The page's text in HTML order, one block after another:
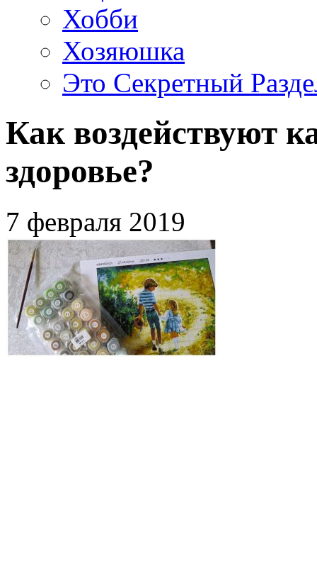
Хобби
Хозяюшка
Это Секретный
Как воздействуют
здоровье?
7 февраля 2019